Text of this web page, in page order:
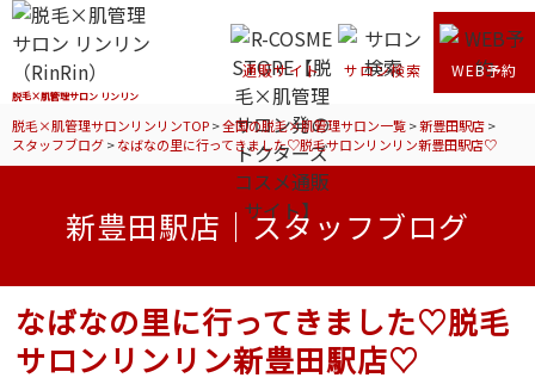
脱毛×肌管理サロン リンリン
通販サイト サロン検索 WEB予約
脱毛×肌管理サロンリンリンTOP>全国の脱毛×肌管理サロン一覧>新豊田駅店>
スタッフブログ>なばなの里に行ってきました♡脱毛サロンリンリン新豊田駅店♡
新豊田駅店｜スタッフブログ
なばなの里に行ってきました♡脱毛
サロンリンリン新豊田駅店♡